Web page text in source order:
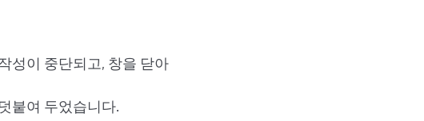
성이 중단되고, 창을 닫아
붙여 두었습니다.